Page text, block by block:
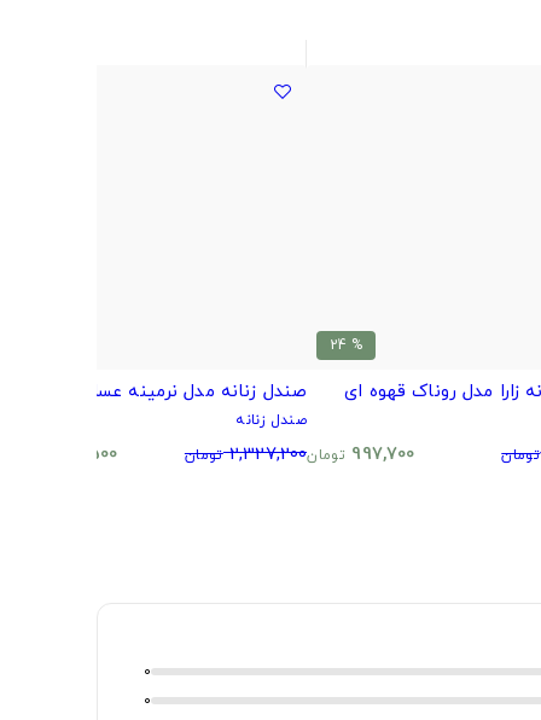
% 24
زارا مدل روناک قهوه ای
تومان 997,700 تومان
صندل زنانه مدل نرمینه عسلی
صندل زنانه
2,327,200 تومان 1,461,500
0
0